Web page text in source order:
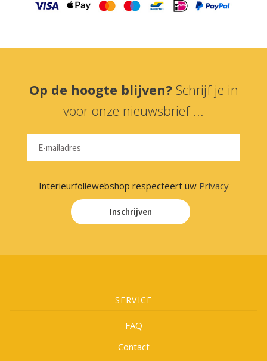
Op de hoogte blijven? Schrijf je in
voor onze nieuwsbrief ...
Interieurfoliewebshop respecteert uw Privacy
Inschrijven
SERVICE
FAQ
Contact